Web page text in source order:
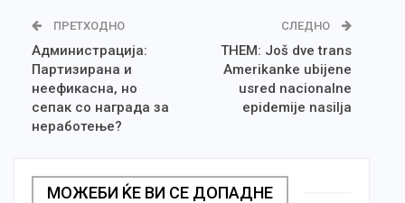
ПРЕТХОДНО
Администрација:
Партизирана и
неефикасна, но
сепак со награда за
неработење?
СЛЕДНО
THEM: Još dve trans
Amerikanke ubijene
usred nacionalne
epidemije nasilja
МОЖЕБИ ЌЕ ВИ СЕ ДОПАДНЕ